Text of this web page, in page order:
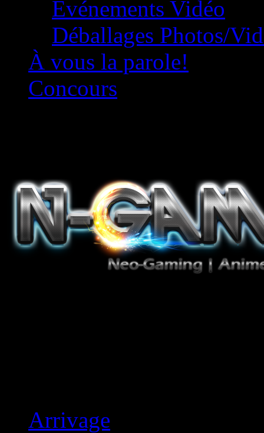
Evénements Vidéo
Déballages Photos/
À vous la parole!
Concours
Arrivage